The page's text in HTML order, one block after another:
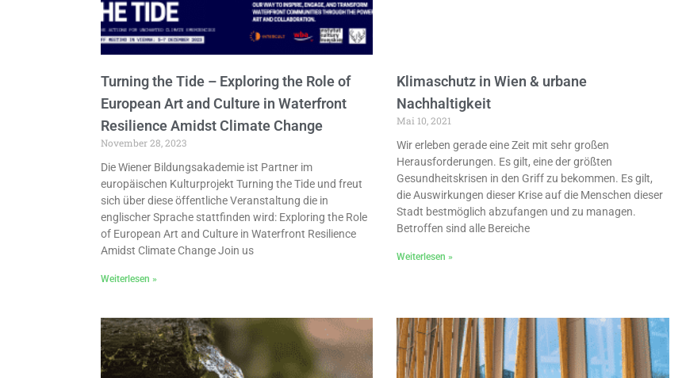
Turning the Tide – Exploring the Role of
European Art and Culture in Waterfront
Resilience Amidst Climate Change
November 28, 2023
Die Wiener Bildungsakademie ist Partner im
europäischen Kulturprojekt Turning the Tide und freut
sich über diese öffentliche Veranstaltung die in
englischer Sprache stattfinden wird: Exploring the Role
of European Art and Culture in Waterfront Resilience
Amidst Climate Change Join us
Weiterlesen »
Klimaschutz in Wien & urbane
Nachhaltigkeit
Mai 10, 2021
Wir erleben gerade eine Zeit mit sehr großen
Herausforderungen. Es gilt, eine der größten
Gesundheitskrisen in den Griff zu bekommen. Es gilt,
die Auswirkungen dieser Krise auf die Menschen dieser
Stadt bestmöglich abzufangen und zu managen.
Betroffen sind alle Bereiche
Weiterlesen »